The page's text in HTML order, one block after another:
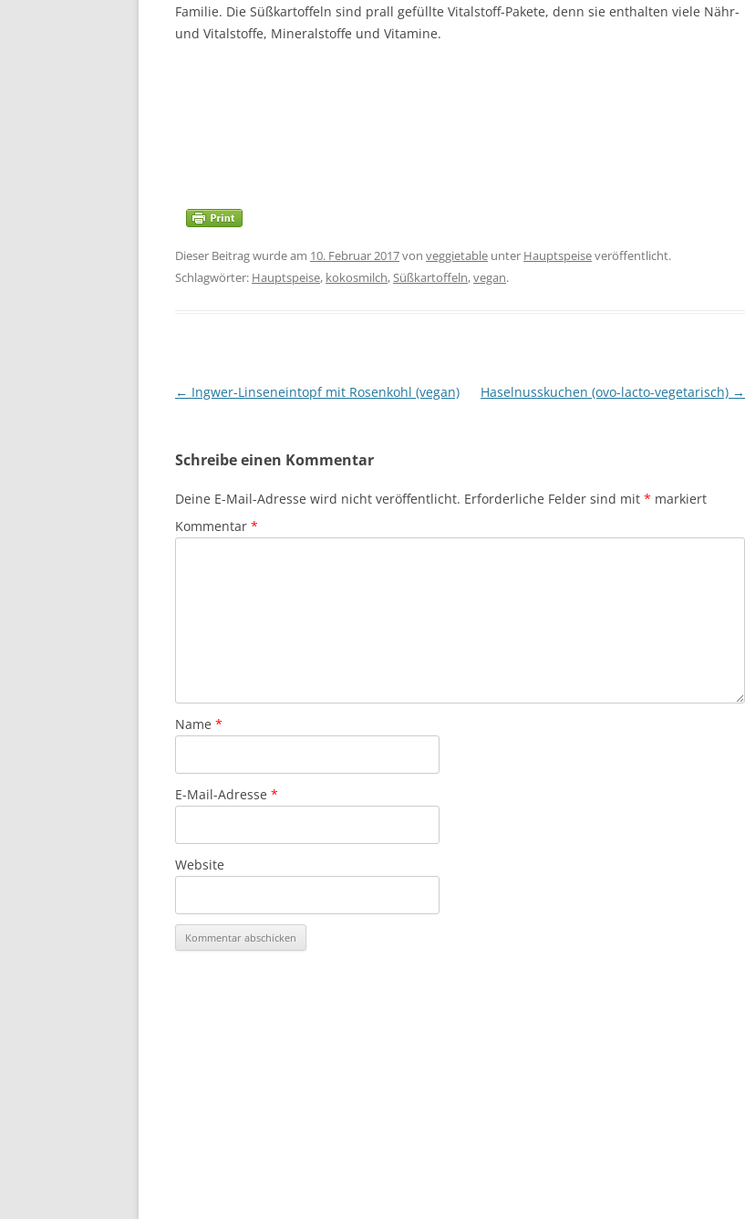
Familie. Die Süßkartoffeln sind prall gefüllte Vitalstoff-Pakete, denn sie enthalten viele Nähr-
und Vitalstoffe, Mineralstoffe und Vitamine.
Dieser Beitrag wurde am 10. Februar 2017von veggietable unter Hauptspeiseveröffentlicht.
Schlagwörter: Hauptspeise, kokosmilch,Süßkartoffeln,vegan.
Beitragsnavigation
← Ingwer-Linseneintopf mit Rosenkohl (vegan) Haselnusskuchen (ovo-lacto-vegetarisch) →
Schreibe einen Kommentar
Deine E-Mail-Adresse wird nicht veröffentlicht. Erforderliche Felder sind mit * markiert
Kommentar *
Name *
E-Mail-Adresse *
Website